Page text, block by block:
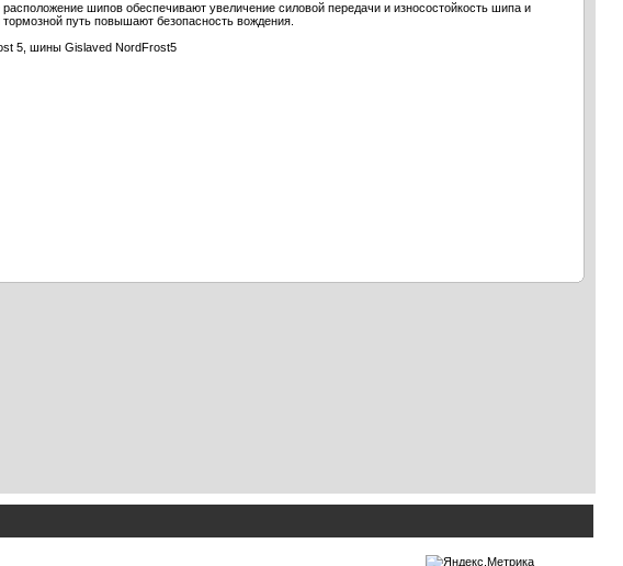
шипов обеспечивают увеличение силовой передачи и износостойкость шипа и
путь повышают безопасность вождения.
5, шины Gislaved NordFrost5